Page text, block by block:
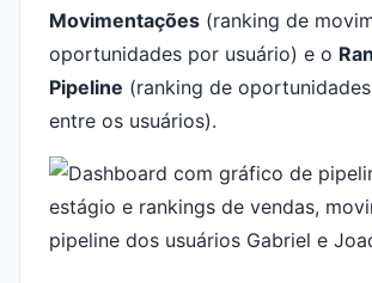
Movimentações (ranking de
oportunidades por usuário) e o
Pipeline (ranking de
entre os usuários).